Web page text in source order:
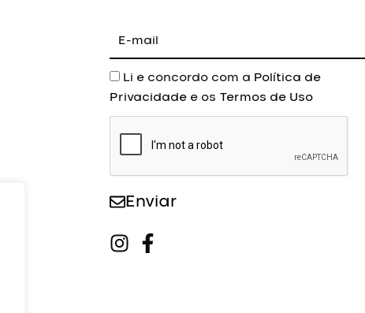
mail
Aceite
Li e concordo com a Política de
Privacidade e os Termos de Uso
Enviar